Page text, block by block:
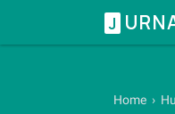
J
Home ›